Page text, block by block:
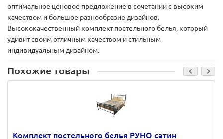
оптимальное ценовое предложение в сочетании с высоким
качеством и большое разнообразие дизайнов.
Высококачественный комплект постельного белья, который
удивит своим отличным качеством и стильным
индивидуальным дизайном.
Похожие товары
Комплект постельного белья РУНО сатин